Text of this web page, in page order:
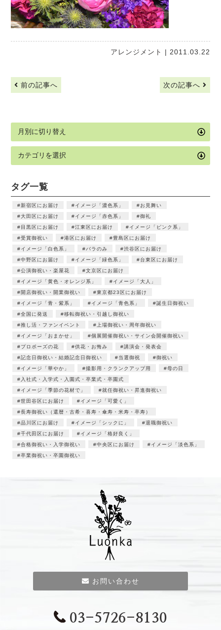
アレンジメント | 2011.03.22
前の記事へ 次の記事へ
タグ一覧
新宿区にお届け イメージ「濃色系」
お見舞い
大田区にお届け
イメージ「赤色系」
御礼
目黒区にお届け
江東区にお届け
イメージ「ピンク系」
受賞御祝い
港区にお届け
豊島区にお届け
イメージ「白色系」
バラのみ
渋谷区にお届け
中野区にお届け
イメージ「緑色系」
台東区にお届け
公演御祝い・楽屋花
文京区にお届け
イメージ「黄色・オレンジ系」
イメージ「大人」
開店御祝い・開業御祝い
東京都23区にお届け
イメージ「青・紫系」
イメージ「青色系」
誕生日御祝い
全国に発送
移転御祝い・引越し御祝い
推し活・ファンイベント
上場御祝い・周年御祝い
イメージ「おまかせ」
個展開催御祝い・サイン会開催御祝い
プロポーズの花
供花・お悔み
講演会・発表会
記念日御祝い・結婚記念日御祝い
当選御祝
御祝い
イメージ「華やか」
撮影用・クランクアップ用
母の日
入社式・入学式・入園式・卒業式・卒園式
イメージ「季節の花材で」
就任御祝い・昇進御祝い
世田谷区にお届け
イメージ「可愛く」
長寿御祝い（還暦・古希・喜寿・傘寿・米寿・卒寿）
品川区にお届け
イメージ「シックに」
退職御祝い
千代田区にお届け
イメージ「格好良く」
合格御祝い・入学御祝い
中央区にお届け
イメージ「淡色系」
卒業御祝い・卒園御祝い
お問い合わせ
03-5726-8130